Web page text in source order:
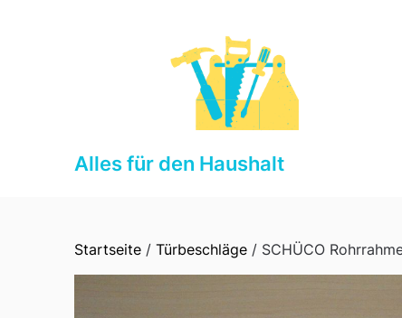
Alles für den Haushalt
Startseite / Türbeschläge / SCHÜCO